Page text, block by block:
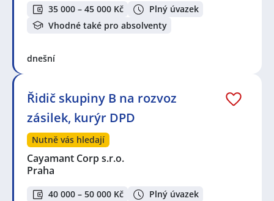
35 000 – 45 000 Kč
Plný úvazek
Vhodné také pro absolventy
dnešní
Řidič skupiny B na rozvoz
zásilek, kurýr DPD
Nutně vás hledají
Cayamant Corp s.r.o.
Praha
40 000 – 50 000 Kč
Plný úvazek